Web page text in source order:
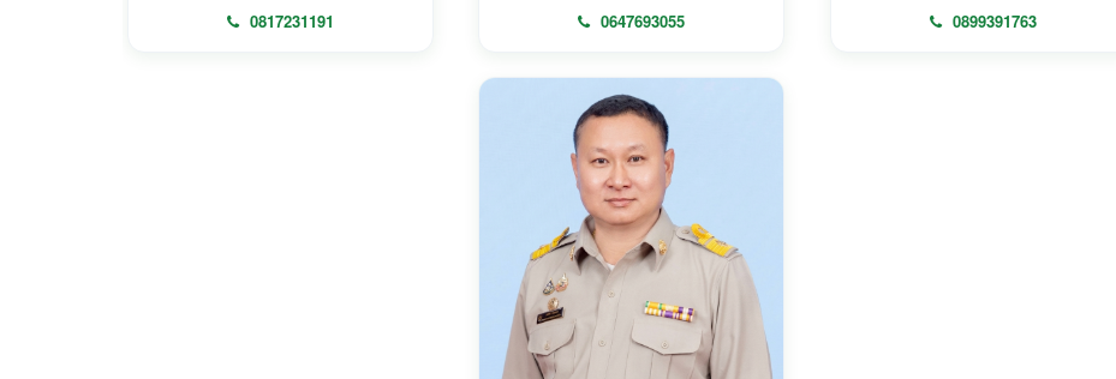
0817231191
0647693055
0899391763